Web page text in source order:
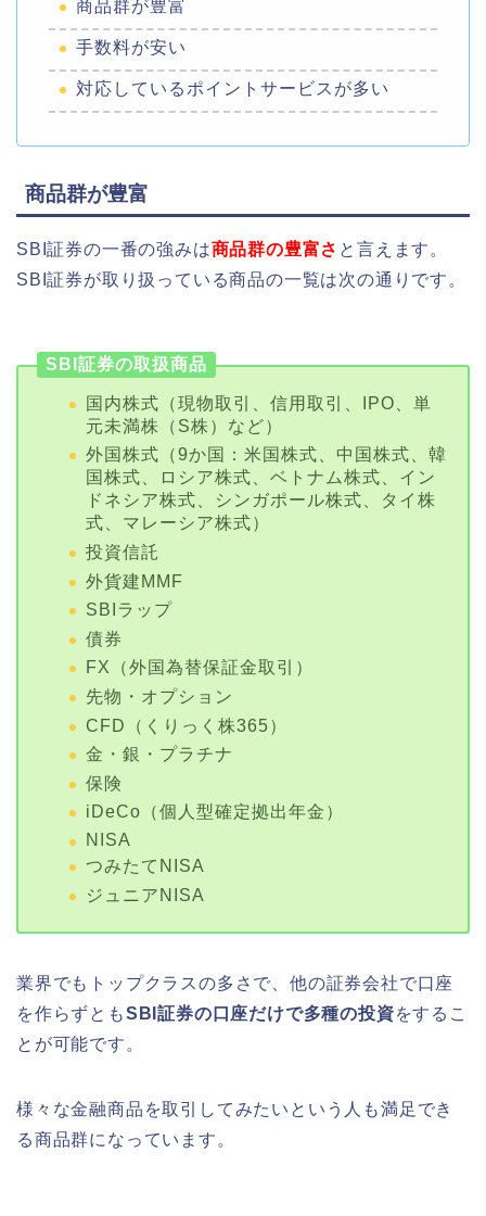
商品群が豊富
手数料が安い
対応しているポイントサービスが多い
商品群が豊富
SBI証券の一番の強みは商品群の豊富さ と言えます。
SBI証券が取り扱っている商品の一覧は次の通りです。
SBI証券の取扱商品
国内株式（現物取引、信用取引、IPO、単
元未満株（S株）など）
外国株式（9か国：米国株式、中国株式、韓
国株式、ロシア株式、ベトナム株式、イン
ドネシア株式、シンガポール株式、タイ株
式、マレーシア株式）
投資信託
外貨建MMF
SBIラップ
債券
FX（外国為替保証金取引）
先物・オプション
CFD（くりっく株365）
金・銀・プラチナ
保険
iDeCo（個人型確定拠出年金）
NISA
つみたてNISA
ジュニアNISA
業界でもトップクラスの多さで、他の証券会社で口座
を作らずともSBI証券の口座だけで多種の投資をするこ
とが可能です。
様々な金融商品を取引してみたいという人も満足でき
る商品群になっています。